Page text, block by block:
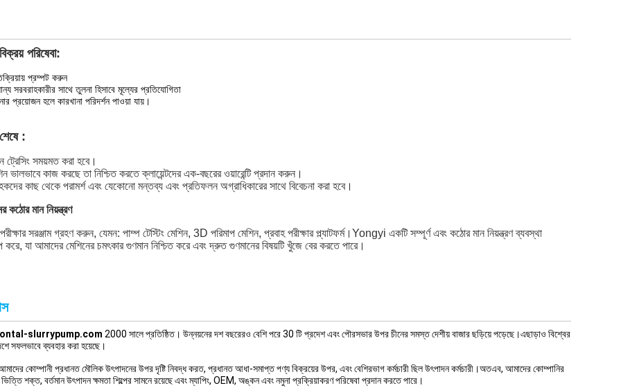
পরিষেবা:
প্রম্পট করুন
সরবরাহকারীর সাথে তুলনা হিসাবে মূল্যের প্রতিযোগিতা
প্রয়োজন হলে কারখানা পরিদর্শন পাওয়া যায়।
:
ট্রেসিং সময়মত করা হবে।
ভালভাবে কাজ করছে তা নিশ্চিত করতে ক্লায়েন্টদের এক-বছরের ওয়ারেন্টি প্রদান করুন।
কাছ থেকে পরামর্শ এবং যেকোনো মন্তব্য এবং প্রতিফলন অগ্রাধিকারের সাথে বিবেচনা করা হবে।
কঠোর মান নিয়ন্ত্রণ
সরঞ্জাম গ্রহণ করুন, যেমন: পাম্প টেস্টিং মেশিন, 3D পরিমাপ মেশিন, প্রবাহ পরীক্ষার প্ল্যাটফর্ম।Yongyi একটি সম্পূর্ণ এবং কঠোর মান নিয়ন্ত্রণ ব্যবস্থা
যা আমাদের মেশিনের চমৎকার গুণমান নিশ্চিত করে এবং দ্রুত গুণমানের বিষয়টি খুঁজে বের করতে পারে।
slurrypump.com 2000 সালে প্রতিষ্ঠিত। উন্নয়নের দশ বছরেরও বেশি পরে 30 টি প্রদেশ এবং পৌরসভার উপর চীনের সমস্ত দেশীয় বাজার ছড়িয়ে পড়েছে।এছাড়াও বিশ্বের
সফলভাবে ব্যবহার করা হয়েছে।
কোম্পানী প্রধানত মৌলিক উৎপাদনের উপর দৃষ্টি নিবদ্ধ করত, প্রধানত আধা-সমাপ্ত পণ্য বিক্রয়ের উপর, এবং বেশিরভাগ কর্মচারী ছিল উৎপাদন কর্মচারী।অতএব, আমাদের কোম্পানির
শক্ত, বর্তমান উৎপাদন ক্ষমতা শিল্পের সামনে রয়েছে এবং ম্যাপিং, OEM, অঙ্কন এবং নমুনা প্রক্রিয়াকরণ পরিষেবা প্রদান করতে পারে।